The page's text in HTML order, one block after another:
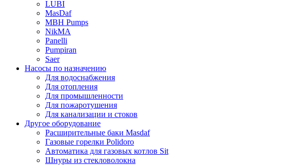
LUBI
MasDaf
MBH Pumps
NikMA
Panelli
Pumpiran
Saer
Насосы по назначению
Для водоснабжения
Для отопления
Для промышленности
Для пожаротушения
Для канализации и стоков
Другое оборудование
Расширительные баки Masdaf
Газовые горелки Polidoro
Автоматика для газовых котлов Sit
Шнуры из стекловолокна